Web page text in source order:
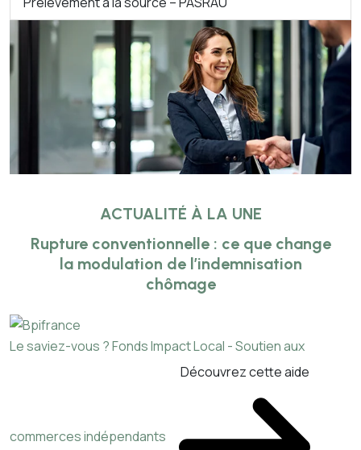
ACTUALITÉ À LA UNE
Rupture conventionnelle : ce que change
la modulation de l’indemnisation
chômage
Le saviez-vous ?Fonds Impact Local - Soutien aux
commerces indépendants
Découvrez cette aide